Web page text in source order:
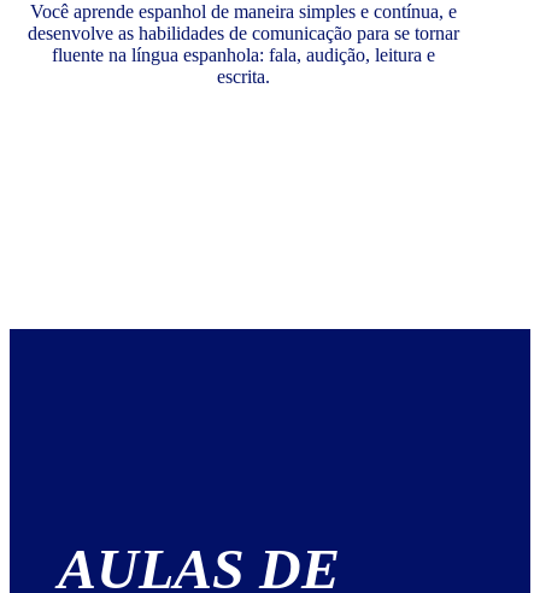
Você aprende espanhol de maneira simples e contínua, e
desenvolve as habilidades de comunicação para se tornar
fluente na língua espanhola: fala, audição, leitura e
escrita.
AULAS DE